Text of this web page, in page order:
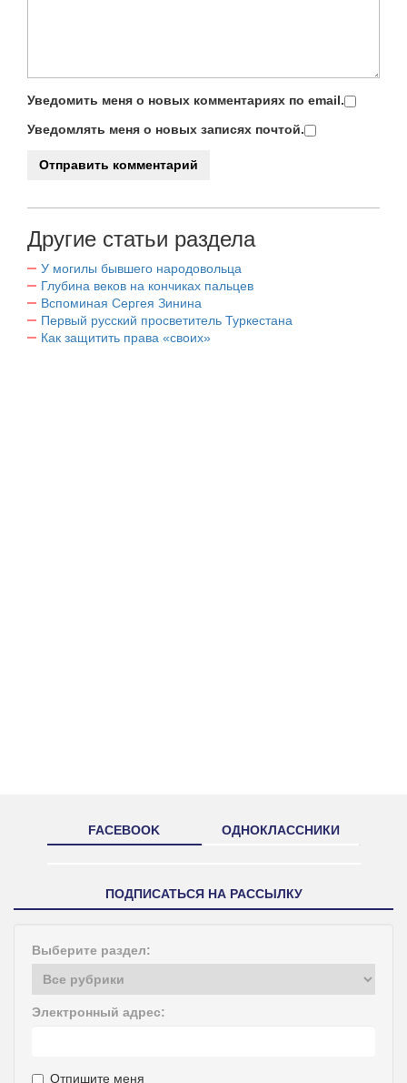
Уведомить меня о новых комментариях по email.
Уведомлять меня о новых записях почтой.
Другие статьи раздела
У могилы бывшего народовольца
Глубина веков на кончиках пальцев
Вспоминая Сергея Зинина
Первый русский просветитель Туркестана
Как защитить права «своих»
FACEBOOK ОДНОКЛАССНИКИ
ПОДПИСАТЬСЯ НА РАССЫЛКУ
Выберите раздел:
Электронный адрес:
Отпишите меня